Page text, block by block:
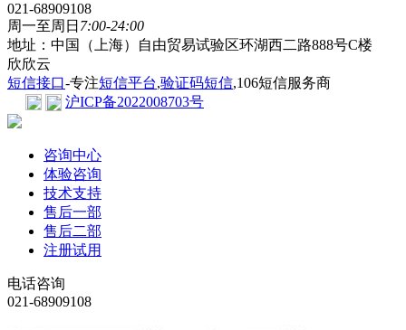
021-68909108
周一至周日 7:00-24:00
地址：中国（上海）自由贸易试验区环湖西二路888号C楼
欣欣云
短信接口-专注短信平台,验证码短信,106短信服务商
沪ICP备2022008703号
咨询中心
体验咨询
技术支持
售后一部
售后二部
注册试用
电话咨询
021-68909108